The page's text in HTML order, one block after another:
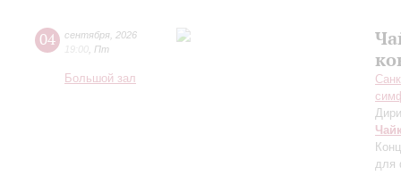
04 сентября 2026
19:00 Пт
Большой зал
для